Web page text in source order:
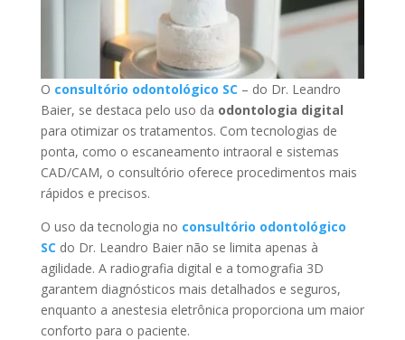
O consultório odontológico SC– do Dr. Leandro
Baier, se destaca pelo uso da odontologia digital
para otimizar os tratamentos. Com tecnologias de
ponta, como o escaneamento intraoral e sistemas
CAD/CAM, o consultório oferece procedimentos mais
rápidos e precisos.
O uso da tecnologia no consultório odontológico
SC do Dr. Leandro Baier não se limita apenas à
agilidade. A radiografia digital e a tomografia 3D
garantem diagnósticos mais detalhados e seguros,
enquanto a anestesia eletrônica proporciona um maior
conforto para o paciente.